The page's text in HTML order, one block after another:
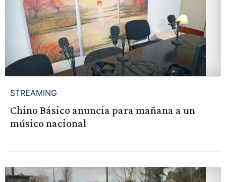
STREAMING
Chino Básico anuncia para mañana a un
músico nacional